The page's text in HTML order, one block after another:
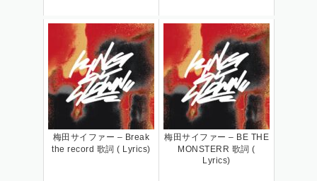
梅田サイファー – Break
the record 歌詞 ( Lyrics)
梅田サイファー – BE THE
MONSTERR 歌詞 (
Lyrics)